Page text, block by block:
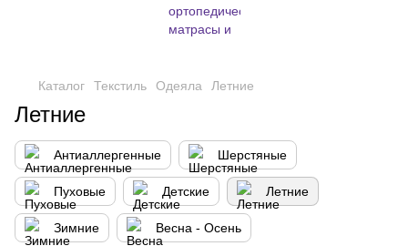
Каталог Текстиль Одеяла Летние
Летние
Антиаллергенные Шерстяные
Пуховые Детские Летние
Зимние Весна - Осень